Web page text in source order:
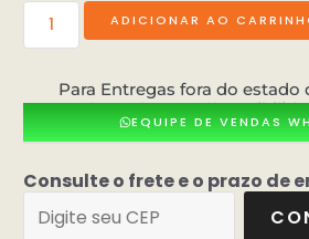
ADICIONAR AO
Para Entregas fora do estado
consultar valores e
EQUIPE DE VENDAS
Consulte o frete e o prazo de